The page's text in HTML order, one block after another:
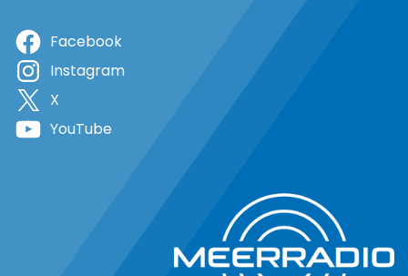
Facebook
Instagram
X
YouTube